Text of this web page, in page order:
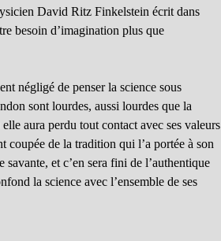
David Ritz Finkelstein écrit dans
besoin d’imagination plus que
négligé de penser la science sous
sont lourdes, aussi lourdes que la
aura perdu tout contact avec ses valeurs
de la tradition qui l’a portée à son
et c’en sera fini de l’authentique
la science avec l’ensemble de ses